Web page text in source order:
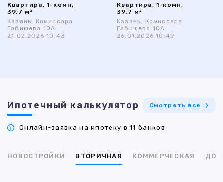
Квартира, 1-комн,
39.7 м²
Казань, Комиссара
Габишева 10А
21.02.2026 10:43
Квартира, 1-комн,
39.7 м²
Казань, Комиссара
Габишева 10А
26.01.2026 10:49
Ипотечный калькулятор Смотреть все
Онлайн-заявка на ипотеку в 11 банков
НОВОСТРОЙКИ ВТОРИЧНАЯ КОММЕРЧЕСКАЯ ДОМ